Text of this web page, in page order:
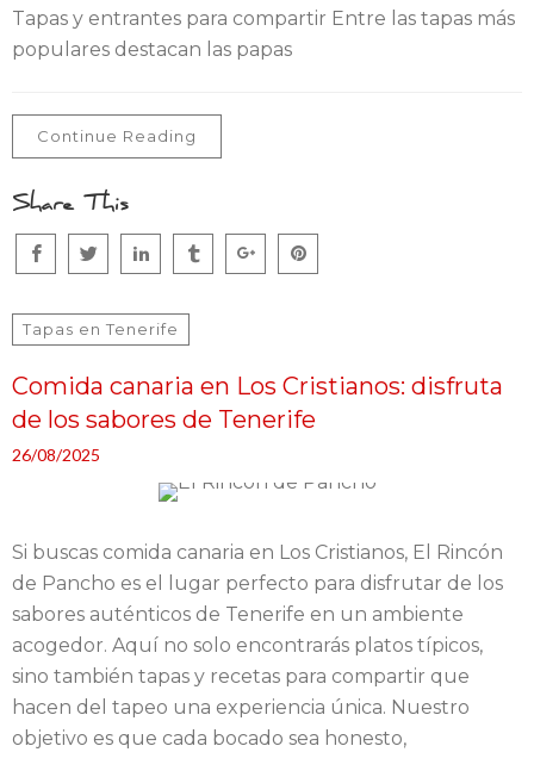
Tapas y entrantes para compartir Entre las tapas más
populares destacan las papas
Continue Reading
Share This
Tapas en Tenerife
Comida canaria en Los Cristianos: disfruta
de los sabores de Tenerife
26/08/2025
Si buscas comida canaria en Los Cristianos, El Rincón
de Pancho es el lugar perfecto para disfrutar de los
sabores auténticos de Tenerife en un ambiente
acogedor. Aquí no solo encontrarás platos típicos,
sino también tapas y recetas para compartir que
hacen del tapeo una experiencia única. Nuestro
objetivo es que cada bocado sea honesto,